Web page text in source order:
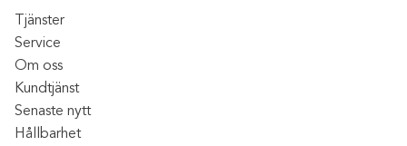
Tjänster
Service
Om oss
Kundtjänst
Senaste nytt
Hållbarhet